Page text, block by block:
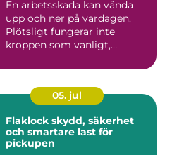
En arbetsskada kan vända
upp och ner på vardagen.
Plötsligt fungerar inte
kroppen som vanligt,
05. jul
Flaklock skydd, säkerhet
och smartare last för
pickupen